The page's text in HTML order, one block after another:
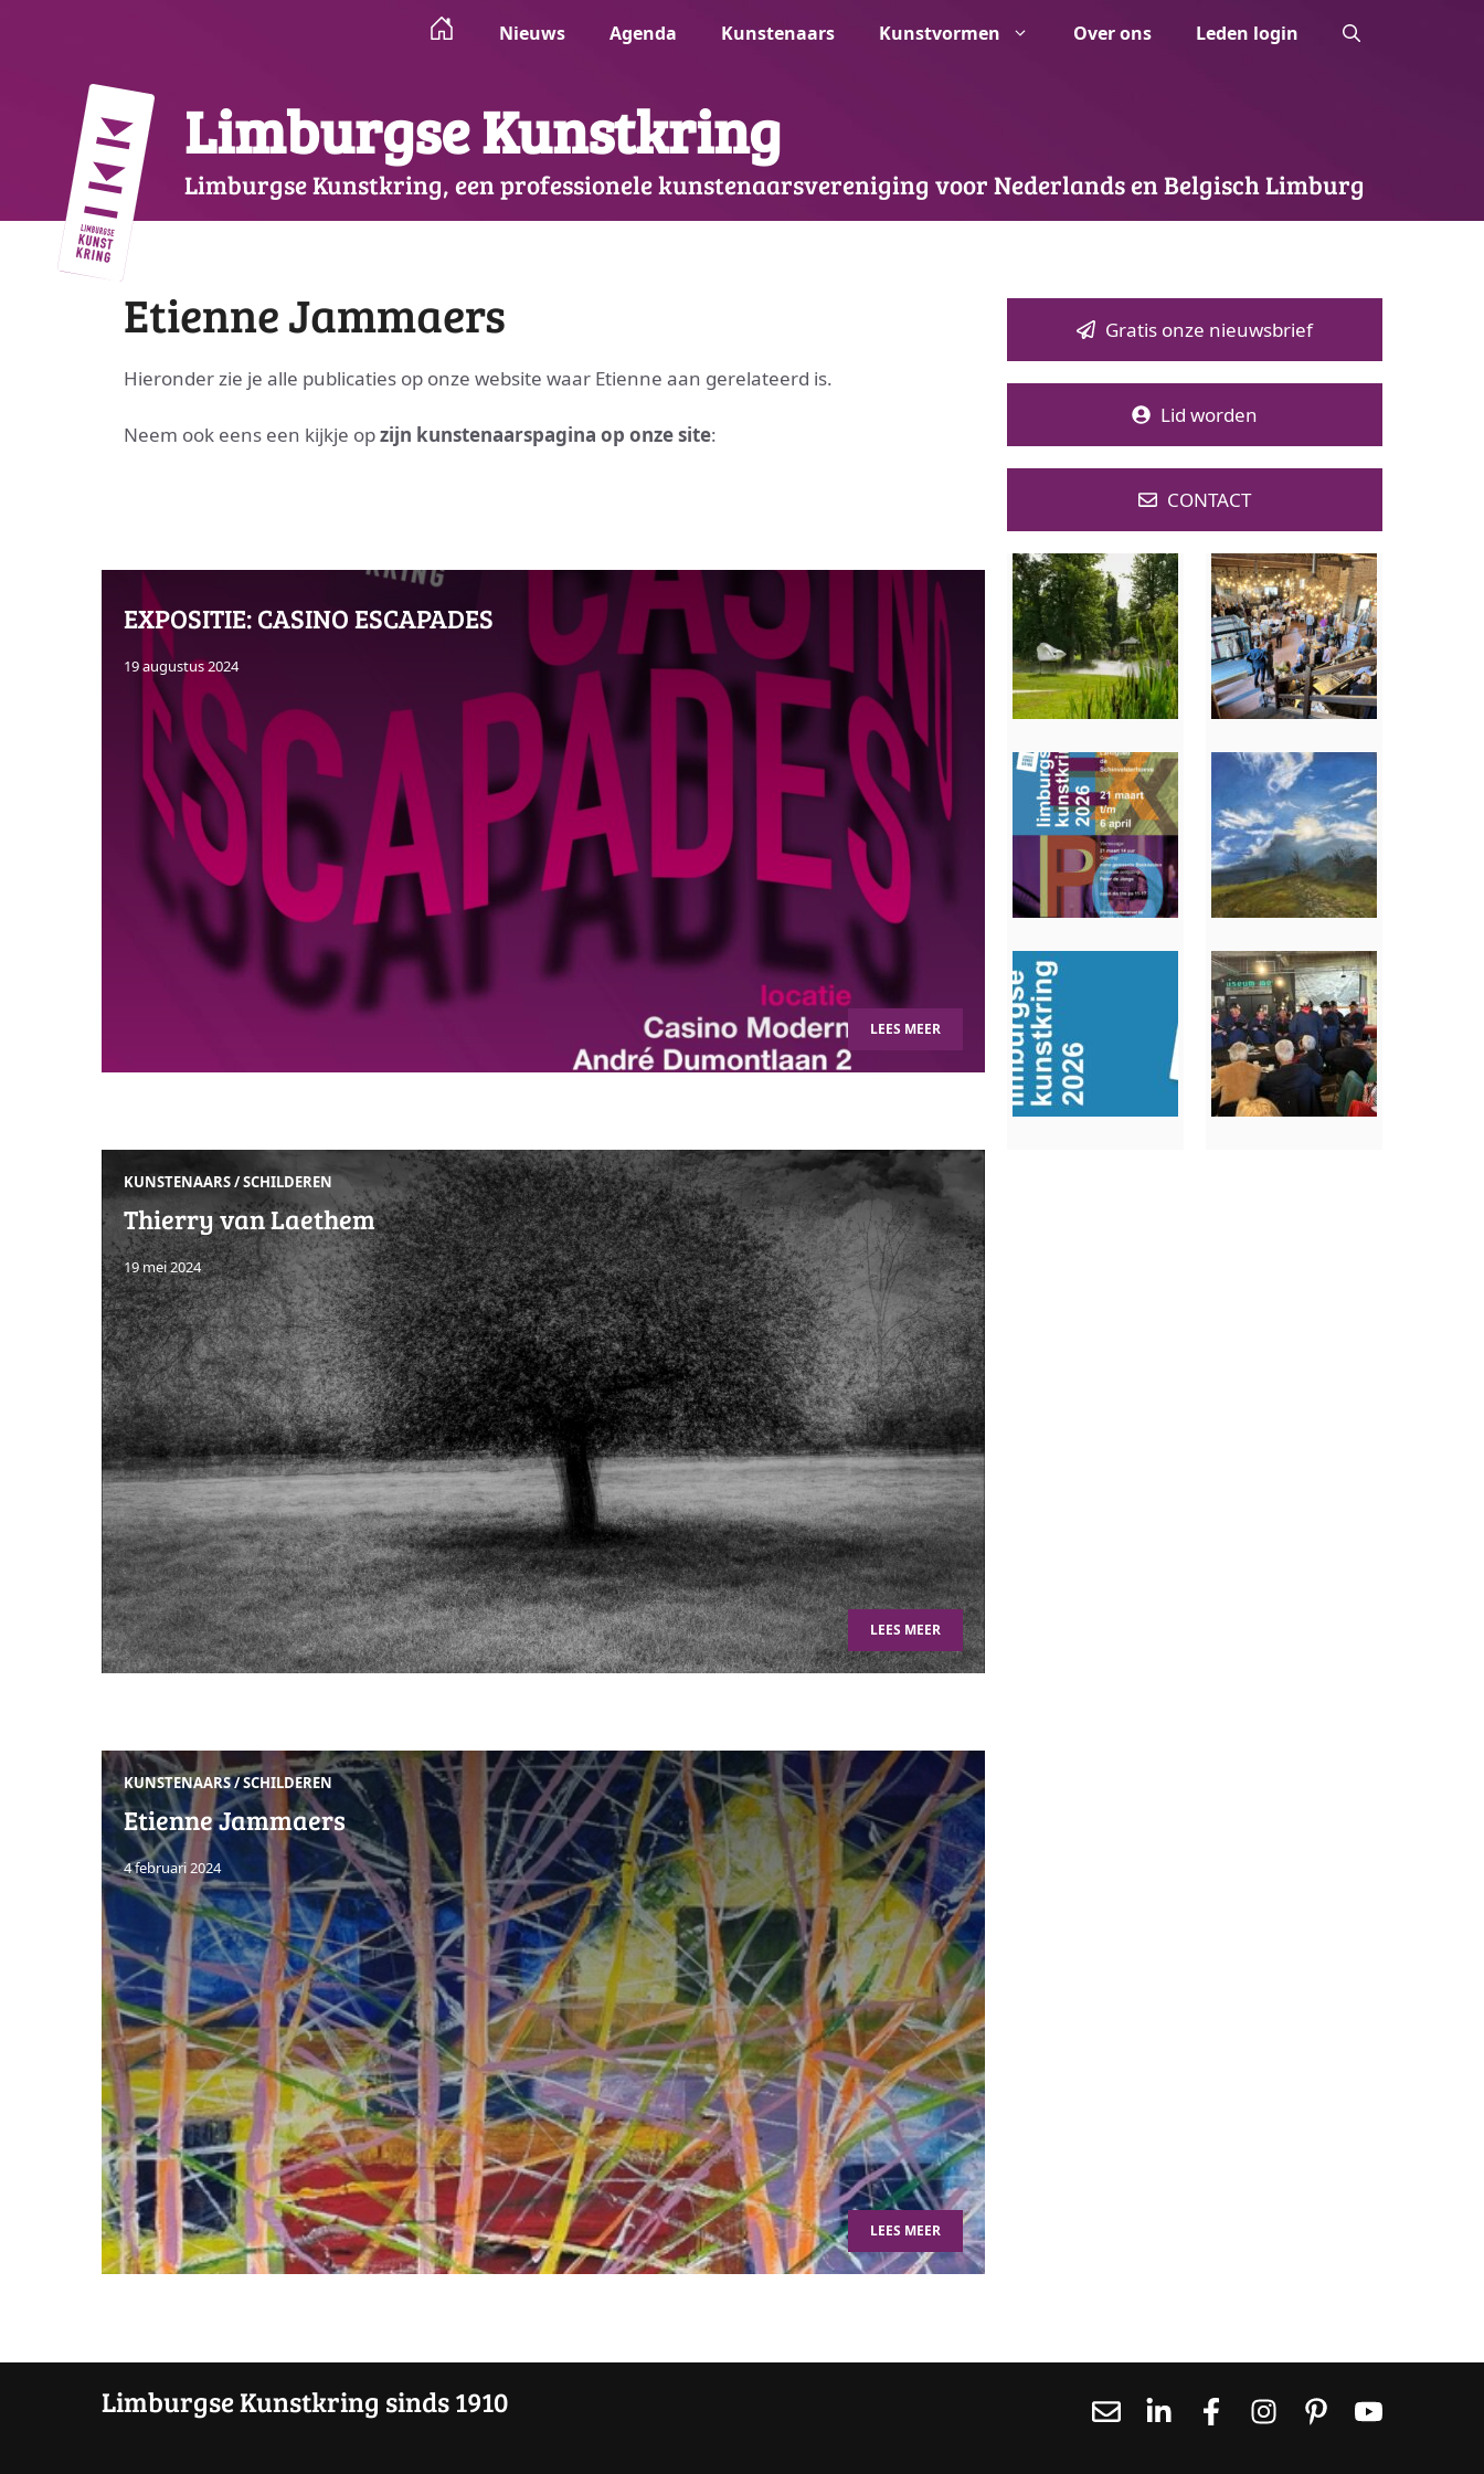
Nieuws Agenda Kunstenaars Kunstvormen Over ons Leden login
Limburgse Kunstkring
Limburgse Kunstkring, een professionele kunstenaarsvereniging voor Nederlands en Belgisch Limburg
Etienne Jammaers
Hieronder zie je alle publicaties op onze website waar Etienne aan gerelateerd is.
Neem ook eens een kijkje opzijn kunstenaarspagina op onze site:
EXPOSITIE: CASINO ESCAPADES
19 augustus 2024
LEES MEER
KUNSTENAARS/SCHILDEREN
Thierry van Laethem
19 mei 2024
LEES MEER
KUNSTENAARS/SCHILDEREN
Etienne Jammaers
4 februari 2024
LEES MEER
Gratis onze nieuwsbrief
Lid worden
CONTACT
Limburgse Kunstkring sinds 1910